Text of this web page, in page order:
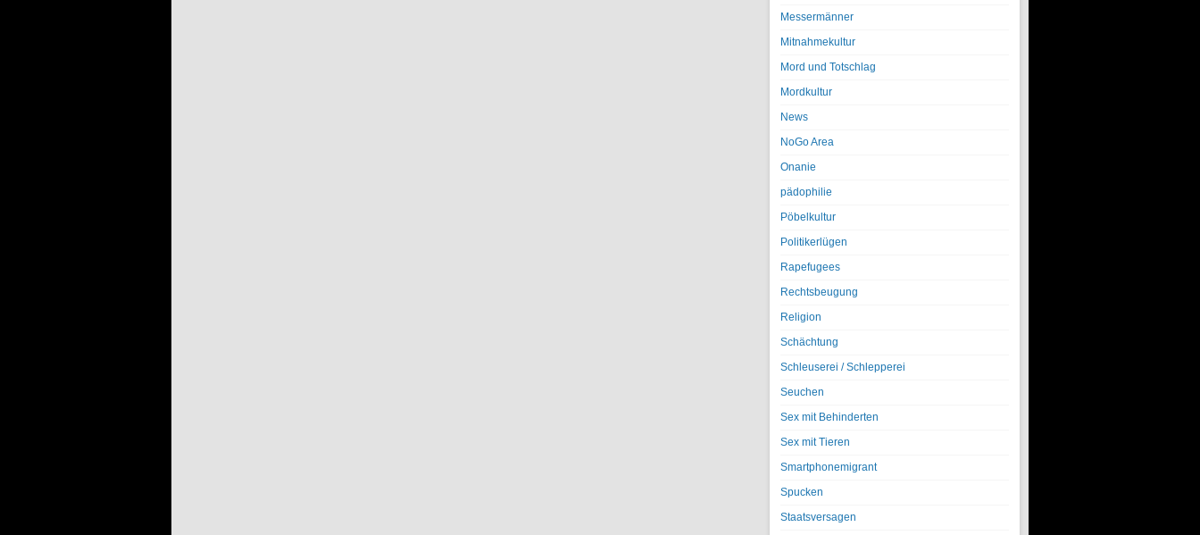
Messermänner
Mitnahmekultur
Mord und Totschlag
Mordkultur
News
NoGo Area
Onanie
pädophilie
Pöbelkultur
Politikerlügen
Rapefugees
Rechtsbeugung
Religion
Schächtung
Schleuserei / Schlepperei
Seuchen
Sex mit Behinderten
Sex mit Tieren
Smartphonemigrant
Spucken
Staatsversagen